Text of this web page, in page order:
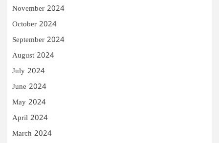
November 2024
October 2024
September 2024
August 2024
July 2024
June 2024
May 2024
April 2024
March 2024